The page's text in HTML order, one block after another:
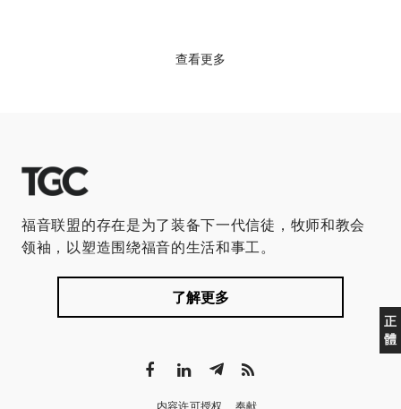
查看更多
正
體
福音联盟的存在是为了装备下一代信徒，牧师和教会
领袖，以塑造围绕福音的生活和事工。
了解更多
内容许可授权 奉献